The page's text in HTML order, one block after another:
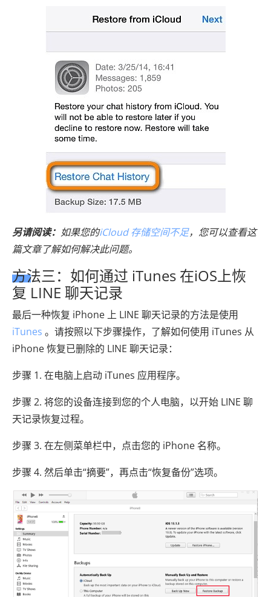
另请阅读： 如果您的iCloud 存储空间不足，您可以查看这
篇文章了解如何解决此问题。
方法三：如何通过 iTunes 在iOS上恢
复 LINE 聊天记录
最后一种恢复 iPhone 上 LINE 聊天记录的方法是使用
iTunes 。请按照以下步骤操作，了解如何使用 iTunes 从
iPhone 恢复已删除的 LINE 聊天记录：
步骤 1. 在电脑上启动 iTunes 应用程序。
步骤 2. 将您的设备连接到您的个人电脑，以开始 LINE 聊
天记录恢复过程。
步骤 3. 在左侧菜单栏中，点击您的 iPhone 名称。
步骤 4. 然后单击“摘要”，再点击“恢复备份”选项。